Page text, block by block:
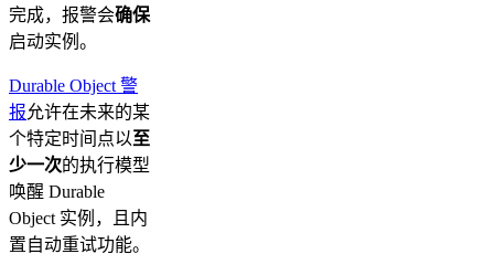
完成，报警会确保
启动实例。
Durable Object 警
报允许在未来的某
个特定时间点以至
少一次的执行模型
唤醒 Durable
Object 实例，且内
置自动重试功能。